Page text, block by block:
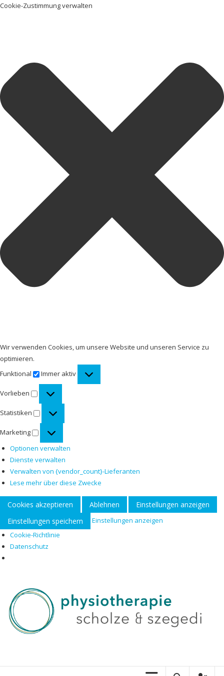
Cookie-Zustimmung verwalten
Wir verwenden Cookies, um unsere Website und unseren Service zu
optimieren.
Funktional
Funktional
Immer aktiv
Vorlieben
Statistiken
Marketing
Optionen verwalten
Dienste verwalten
Verwalten von {vendor_count}-Lieferanten
Lese mehr über diese Zwecke
Cookies akzeptieren Ablehnen
Einstellungen anzeigen
Einstellungen speichern
Einstellungen anzeigen
Cookie-Richtlinie
Datenschutz
springen